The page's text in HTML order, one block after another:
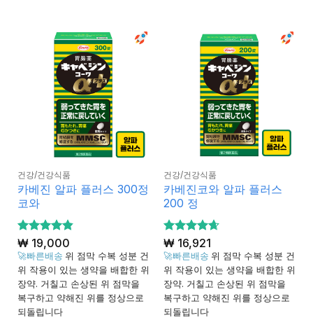
건강/건강식품
카베진 알파 플러스 300정
코와
5 중에서
4.85로 평
가됨
₩19,000
🚀빠른배송 위 점막 수복 성분 건
위 작용이 있는 생약을 배합한 위
장약. 거칠고 손상된 위 점막을
복구하고 약해진 위를 정상으로
되돌립니다
건강/건강식품
카베진코와 알파 플러스
200 정
5 중에서
4.65로 평
가됨
₩16,921
🚀빠른배송 위 점막 수복 성분 건
위 작용이 있는 생약을 배합한 위
장약. 거칠고 손상된 위 점막을
복구하고 약해진 위를 정상으로
되돌립니다